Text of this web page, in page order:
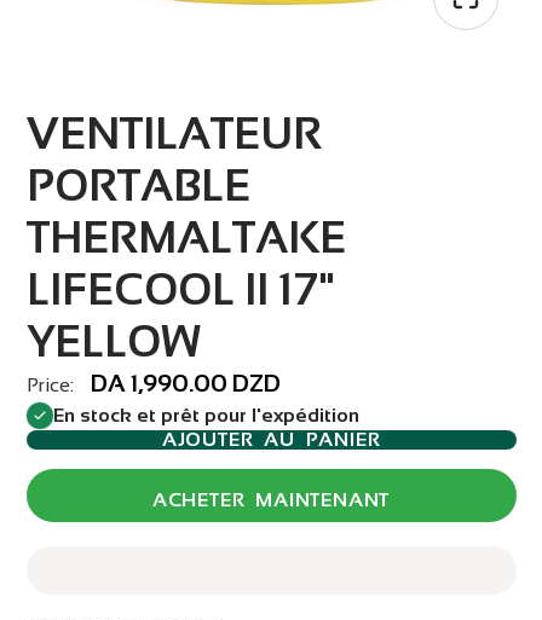
VENTILATEUR
PORTABLE
THERMALTAKE
LIFECOOL II 17"
YELLOW
Price: DA 1,990.00 DZD
En stock et prêt pour l'expédition
AJOUTER AU PANIER
ACHETER MAINTENANT